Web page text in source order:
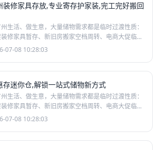
装修家具存放,专业寄存护家装,完工完好搬回
生活、做生意，大量储物需求都是临时过渡性质：
修家具暂存、新旧房搬家空档周转、电商大促临时
展会样品存放、出差返乡行李托管、企业短期物料
07-08 10:28:03
存迷你仓,解锁一站式储物新方式
生活、做生意，大量储物需求都是临时过渡性质：
修家具暂存、新旧房搬家空档周转、电商大促临时
展会样品存放、出差返乡行李托管、企业短期物料
07-08 10:28:03